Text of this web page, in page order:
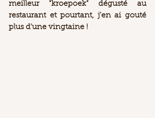
meilleur "kroepoek" dégusté au
restaurant et pourtant, j'en ai gouté
plus d'une vingtaine !